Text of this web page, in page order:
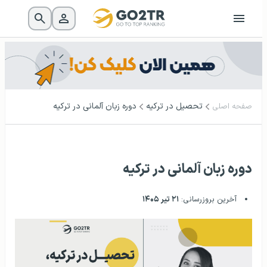
صفحه اصلی تحصیل در ترکیه دوره زبان آلمانی در ترکیه
دوره زبان آلمانی در ترکیه
آخرین بروزرسانی: ۲۱ تیر ۱۴۰۵